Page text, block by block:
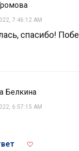
7:46:12 AM
спасибо!
Белкина
6:57:15 AM